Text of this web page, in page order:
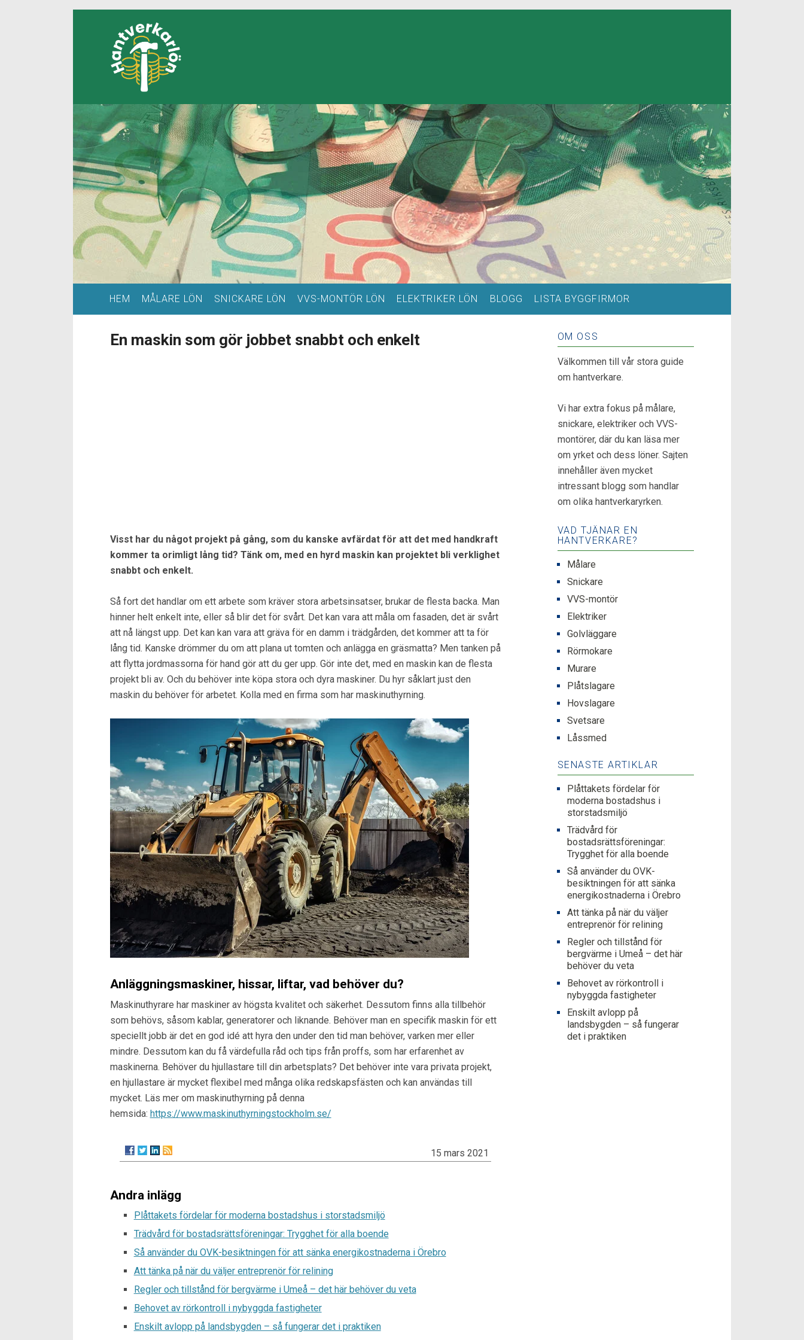
HEM MÅLARE LÖN SNICKARE LÖN VVS-MONTÖR LÖN ELEKTRIKER LÖN BLOGG LISTA BYGGFIRMOR
En maskin som gör jobbet snabbt och enkelt
Visst har du något projekt på gång, som du kanske avfärdat för att det med handkraft
kommer ta orimligt lång tid? Tänk om, med en hyrd maskin kan projektet bli verklighet
snabbt och enkelt.
Så fort det handlar om ett arbete som kräver stora arbetsinsatser, brukar de flesta backa. Man
hinner helt enkelt inte, eller så blir det för svårt. Det kan vara att måla om fasaden, det är svårt
att nå längst upp. Det kan kan vara att gräva för en damm i trädgården, det kommer att ta för
lång tid. Kanske drömmer du om att plana ut tomten och anlägga en gräsmatta? Men tanken på
att flytta jordmassorna för hand gör att du ger upp. Gör inte det, med en maskin kan de flesta
projekt bli av. Och du behöver inte köpa stora och dyra maskiner. Du hyr såklart just den
maskin du behöver för arbetet. Kolla med en firma som har maskinuthyrning.
Anläggningsmaskiner, hissar, liftar, vad behöver du?
Maskinuthyrare har maskiner av högsta kvalitet och säkerhet. Dessutom finns alla tillbehör
som behövs, såsom kablar, generatorer och liknande. Behöver man en specifik maskin för ett
speciellt jobb är det en god idé att hyra den under den tid man behöver, varken mer eller
mindre. Dessutom kan du få värdefulla råd och tips från proffs, som har erfarenhet av
maskinerna. Behöver du hjullastare till din arbetsplats? Det behöver inte vara privata projekt,
en hjullastare är mycket flexibel med många olika redskapsfästen och kan användas till
mycket. Läs mer om maskinuthyrning på denna
hemsida: https://www.maskinuthyrningstockholm.se/
15 mars 2021
Andra inlägg
Plåttakets fördelar för moderna bostadshus i storstadsmiljö
Trädvård för bostadsrättsföreningar: Trygghet för alla boende
Så använder du OVK-besiktningen för att sänka energikostnaderna i Örebro
Att tänka på när du väljer entreprenör för relining
Regler och tillstånd för bergvärme i Umeå – det här behöver du veta
Behovet av rörkontroll i nybyggda fastigheter
Enskilt avlopp på landsbygden – så fungerar det i praktiken
OM OSS
Välkommen till vår stora guide
om hantverkare.
Vi har extra fokus på målare,
snickare, elektriker och VVS-
montörer, där du kan läsa mer
om yrket och dess löner. Sajten
innehåller även mycket
intressant blogg som handlar
om olika hantverkaryrken.
VAD TJÄNAR EN
HANTVERKARE?
Målare
Snickare
VVS-montör
Elektriker
Golvläggare
Rörmokare
Murare
Plåtslagare
Hovslagare
Svetsare
Låssmed
SENASTE ARTIKLAR
Plåttakets fördelar för
moderna bostadshus i
storstadsmiljö
Trädvård för
bostadsrättsföreningar:
Trygghet för alla boende
Så använder du OVK-
besiktningen för att sänka
energikostnaderna i Örebro
Att tänka på när du väljer
entreprenör för relining
Regler och tillstånd för
bergvärme i Umeå – det här
behöver du veta
Behovet av rörkontroll i
nybyggda fastigheter
Enskilt avlopp på
landsbygden – så fungerar
det i praktiken